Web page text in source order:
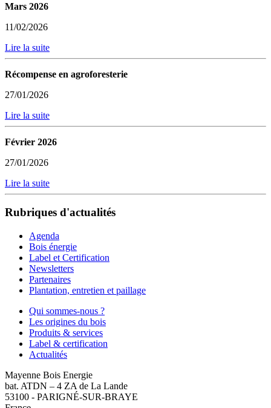
Mars 2026
11/02/2026
Lire la suite
Récompense en agroforesterie
27/01/2026
Lire la suite
Février 2026
27/01/2026
Lire la suite
Rubriques d'actualités
Agenda
Bois énergie
Label et Certification
Newsletters
Partenaires
Plantation, entretien et paillage
Qui sommes-nous ?
Les origines du bois
Produits & services
Label & certification
Actualités
Mayenne Bois Energie
bat. ATDN – 4 ZA de La Lande
53100 - PARIGNÉ-SUR-BRAYE